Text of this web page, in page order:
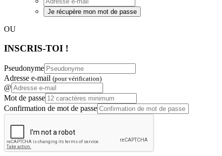
Je récupère mon mot de passe
OU
INSCRIS-TOI !
Pseudonyme
Adresse e-mail (pour vérification)
@
Mot de passe
Confirmation de mot de passe